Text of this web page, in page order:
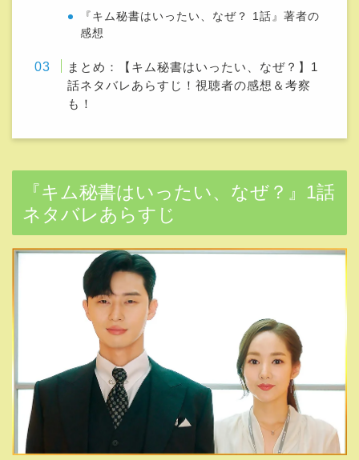
『キム秘書はいったい、なぜ？ 1話』著者の
感想
まとめ：【キム秘書はいったい、なぜ？】1
話ネタバレあらすじ！視聴者の感想＆考察
も！
『キム秘書はいったい、なぜ？』1話
ネタバレあらすじ